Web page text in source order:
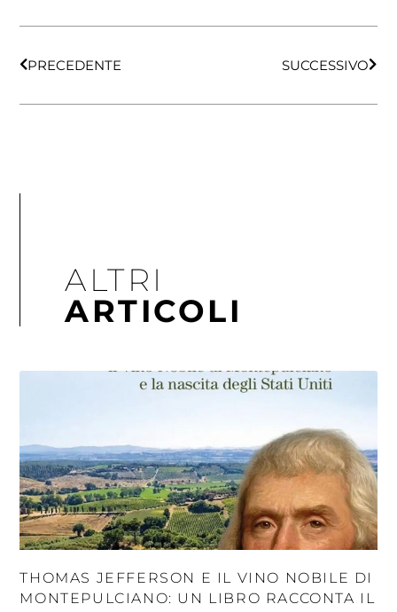
PRECEDENTE SUCCESSIVO
ALTRI
ARTICOLI
THOMAS JEFFERSON E IL VINO NOBILE DI
MONTEPULCIANO: UN LIBRO RACCONTA IL